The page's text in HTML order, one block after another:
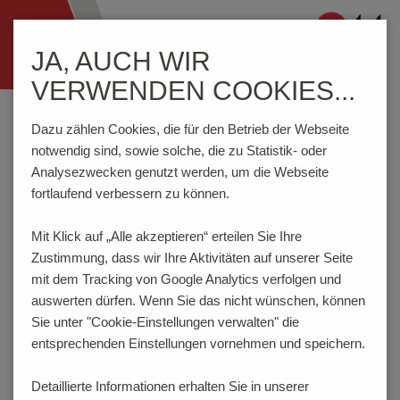
ein-/ausblenden
Home Komponenten Schalter DIP-Schalter D11BTL
PRODUKTKONFIGURATOR
Hier haben Sie die Möglichkeit für das Produkt
verschiedene Eigenschaften festzulegen, die Ihren
Anforderungen entsprechen. Der Bestellcode wird dabei
dynamisch generiert und angezeigt.
POLZAHL
JA, AUCH WIR
VERWENDEN COOKIES...
Dazu zählen Cookies, die für den Betrieb der Webseite
notwendig sind, sowie solche, die zu Statistik- oder
Analysezwecken genutzt werden, um die Webseite
fortlaufend verbessern zu können.
Mit Klick auf „Alle akzeptieren“ erteilen Sie Ihre
Zustimmung, dass wir Ihre Aktivitäten auf unserer Seite
mit dem Tracking von Google Analytics verfolgen und
auswerten dürfen. Wenn Sie das nicht wünschen, können
Sie unter "Cookie-Einstellungen verwalten" die
entsprechenden Einstellungen vornehmen und speichern.
Detaillierte Informationen erhalten Sie in unserer